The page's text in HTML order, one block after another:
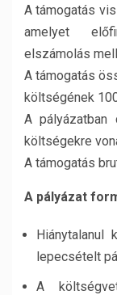
A támogatás
amelyet
elszámolás
A támogatás
költségének
A pályázatban
költségekre
A támogatás
A pályázat
Hiánytalanul
lepecsételt
A